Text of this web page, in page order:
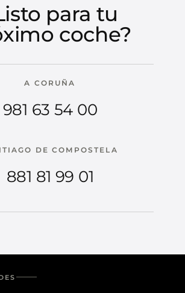
para tu
coche?
A CORUÑA
981 63 54 00
DE COMPOSTELA
881 81 99 01